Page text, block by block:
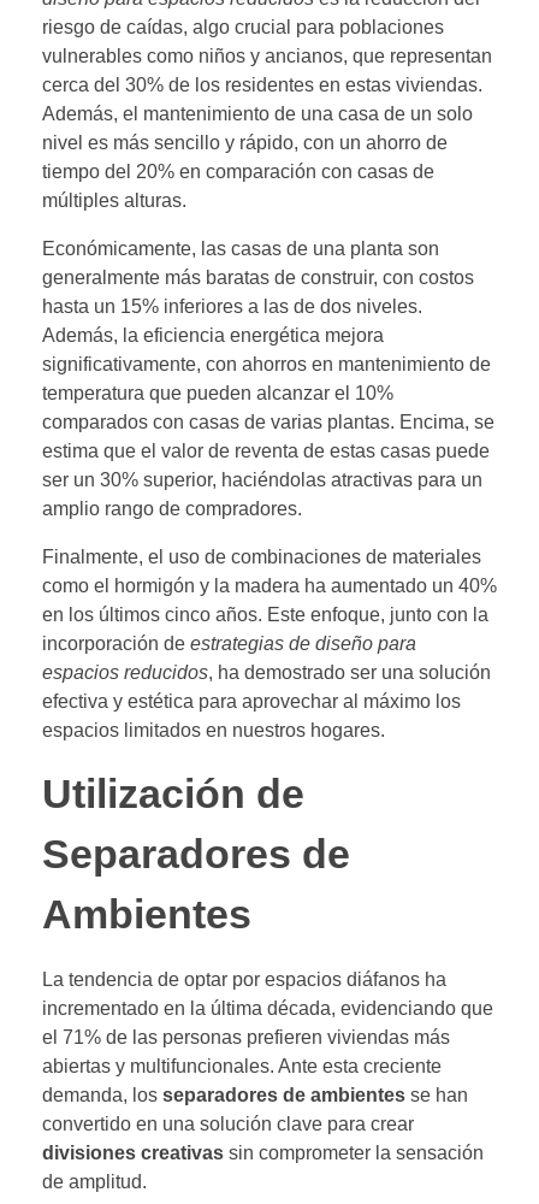
riesgo de caídas, algo crucial para poblaciones
vulnerables como niños y ancianos, que representan
cerca del 30% de los residentes en estas viviendas.
Además, el mantenimiento de una casa de un solo
nivel es más sencillo y rápido, con un ahorro de
tiempo del 20% en comparación con casas de
múltiples alturas.
Económicamente, las casas de una planta son
generalmente más baratas de construir, con costos
hasta un 15% inferiores a las de dos niveles.
Además, la eficiencia energética mejora
significativamente, con ahorros en mantenimiento de
temperatura que pueden alcanzar el 10%
comparados con casas de varias plantas. Encima, se
estima que el valor de reventa de estas casas puede
ser un 30% superior, haciéndolas atractivas para un
amplio rango de compradores.
Finalmente, el uso de combinaciones de materiales
como el hormigón y la madera ha aumentado un 40%
en los últimos cinco años. Este enfoque, junto con la
incorporación de estrategias de diseño para
espacios reducidos, ha demostrado ser una solución
efectiva y estética para aprovechar al máximo los
espacios limitados en nuestros hogares.
Utilización de
Separadores de
Ambientes
La tendencia de optar por espacios diáfanos ha
incrementado en la última década, evidenciando que
el 71% de las personas prefieren viviendas más
abiertas y multifuncionales. Ante esta creciente
demanda, los separadores de ambientes se han
convertido en una solución clave para crear
divisiones creativas sin comprometer la sensación
de amplitud.